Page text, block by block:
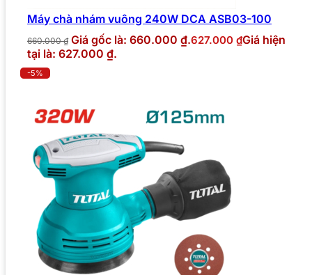
Máy chà nhám vuông 240W DCA ASB03-100
660.000₫ Giá gốc là: 660.000 ₫.627.000 ₫Giá hiện
tại là: 627.000 ₫.
-5%